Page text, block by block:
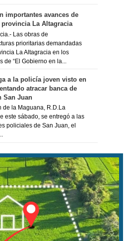
importantes avances de
provincia La Altagracia
Las obras de
prioritarias demandadas
La Altagracia en los
de “El Gobierno en la...
a la policía joven visto en
atracar banca de
San Juan
de la Maguana, R.D.La
este sábado, se entregó a las
policiales de San Juan, el